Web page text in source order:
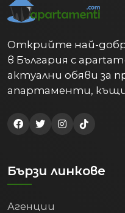
Открийте най-
в България с
актуални обяви за
апартаменти, къщи
Бързи линкове
Агенции